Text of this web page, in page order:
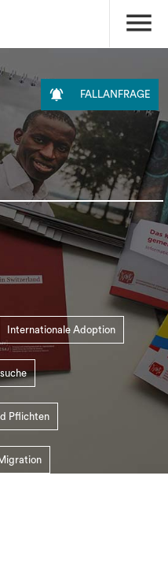
menu
 FALLANFRAGE
Internationale Adoption
Pflichten